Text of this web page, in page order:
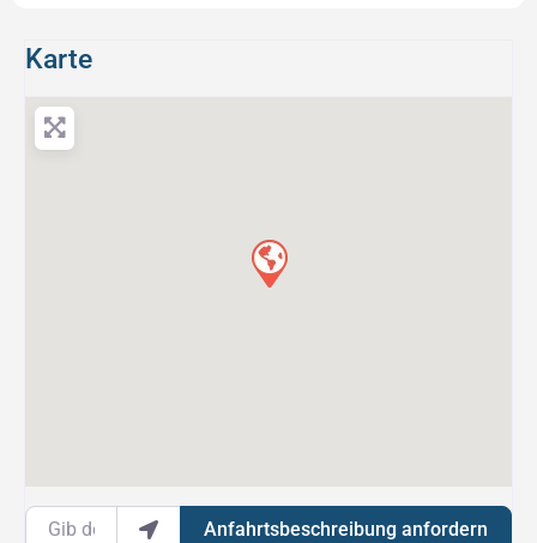
Karte
Gib deinen Standort ein.
Anfahrtsbeschreibung anfordern